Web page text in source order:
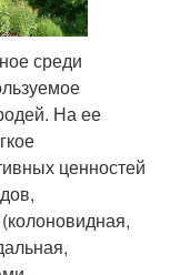
среди
На ее
ценностей